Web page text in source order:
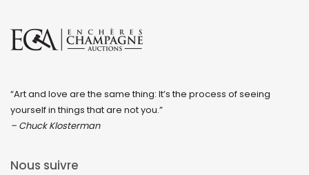
“Art and love are the same thing: It’s the process of seeing
yourself in things that are not you.”
– Chuck Klosterman
Nous suivre